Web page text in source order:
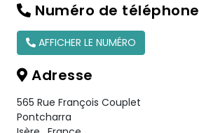
Numéro de téléphone
AFFICHER LE NUMÉRO
Adresse
565 Rue François Couplet
Pontcharra